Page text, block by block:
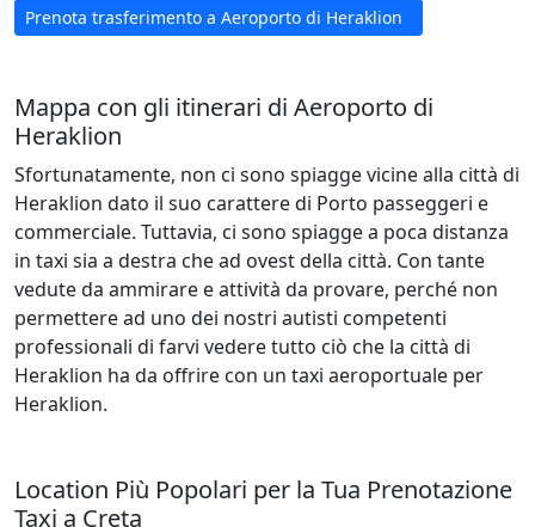
Prenota trasferimento a Aeroporto di Heraklion
Mappa con gli itinerari di Aeroporto di
Heraklion
Sfortunatamente, non ci sono spiagge vicine alla città di
Heraklion dato il suo carattere di Porto passeggeri e
commerciale. Tuttavia, ci sono spiagge a poca distanza
in taxi sia a destra che ad ovest della città. Con tante
vedute da ammirare e attività da provare, perché non
permettere ad uno dei nostri autisti competenti
professionali di farvi vedere tutto ciò che la città di
Heraklion ha da offrire con un taxi aeroportuale per
Heraklion.
Location Più Popolari per la Tua Prenotazione
Taxi a Creta